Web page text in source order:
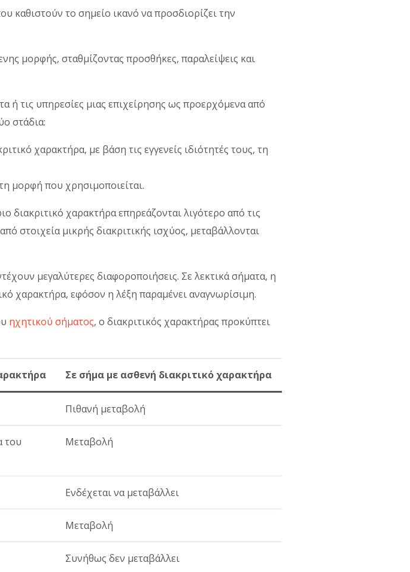
καθιστούν το σημείο ικανό να προσδιορίζει την
μορφής, σταθμίζοντας προσθήκες, παραλείψεις και
ή τις υπηρεσίες μιας επιχείρησης ως προερχόμενα από
στάδια:
χαρακτήρα, με βάση τις εγγενείς ιδιότητές τους, τη
μορφή που χρησιμοποιείται.
διακριτικό χαρακτήρα επηρεάζονται λιγότερο από τις
στοιχεία μικρής διακριτικής ισχύος, μεταβάλλονται
μεγαλύτερες διαφοροποιήσεις. Σε λεκτικά σήματα, η
χαρακτήρα, εφόσον η λέξη παραμένει αναγνωρίσιμη.
ηχητικού σήματος, ο διακριτικός χαρακτήρας προκύπτει
Σε σήμα με ασθενή διακριτικό χαρακτήρα
Πιθανή μεταβολή
του
Μεταβολή
Ενδέχεται να μεταβάλλει
Μεταβολή
Συνήθως δεν μεταβάλλει